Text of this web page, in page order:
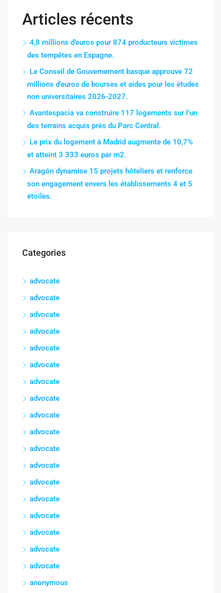
Articles récents
4,8 millions d’euros pour 874 producteurs victimes
des tempêtes en Espagne.
Le Conseil de Gouvernement basque approuve 72
millions d’euros de bourses et aides pour les études
non universitaires 2026-2027.
Avantespacia va construire 117 logements sur l’un
des terrains acquis près du Parc Central.
Le prix du logement à Madrid augmente de 10,7%
et atteint 3 333 euros par m2.
Aragón dynamise 15 projets hôteliers et renforce
son engagement envers les établissements 4 et 5
étoiles.
Categories
advocate
advocate
advocate
advocate
advocate
advocate
advocate
advocate
advocate
advocate
advocate
advocate
advocate
advocate
advocate
advocate
advocate
advocate
anonymous